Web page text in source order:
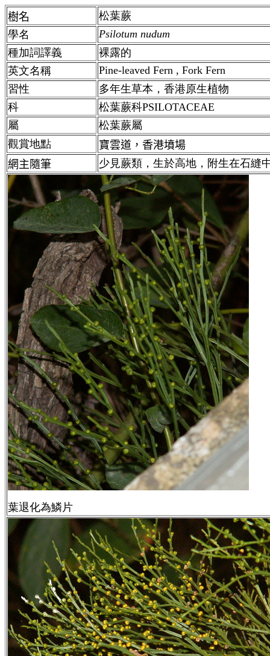
樹名
松葉蕨
學名
Psilotum nudum
種加詞譯義
裸露的
英文名稱
Pine-leaved Fern , Fork Fern
習性
多年生草本，香港原生植物
科
松葉蕨科PSILOTACEAE
屬
松葉蕨屬
觀賞地點
寶雲道，香港墳場
網主隨筆
少見蕨類，生於高地，附生在石縫
葉退化為鱗片